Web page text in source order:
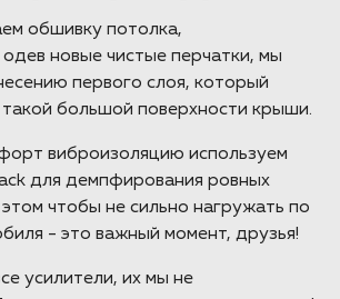
обшивку потолка,
новые чистые перчатки, мы
первого слоя, который
такой большой поверхности крыши.
виброизоляцию используем
для демпфирования ровных
чтобы не сильно нагружать по
- это важный момент, друзья!
усилители, их мы не